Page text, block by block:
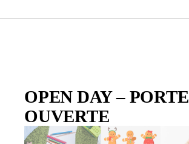
OPEN DAY – PORTE
OUVERTE